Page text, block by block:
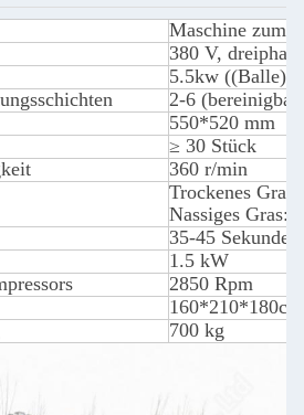
Maschine zum
380 V,
5.5kw ((Balle)
2-6 (bereinigbar)
550*520 mm
≥ 30 Stück
360 r/min
Trockenes
Nassiges Gras:
35-45
1.5 kW
2850 Rpm
160*210*180cm
700 kg